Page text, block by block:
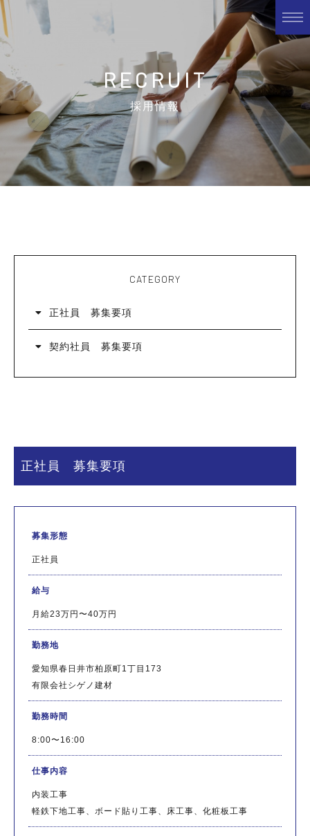
RECRUIT
採用情報
CATEGORY
正社員 募集要項
契約社員 募集要項
正社員 募集要項
募集形態
正社員
給与
月給23万円〜40万円
勤務地
愛知県春日井市柏原町1丁目173
有限会社シゲノ建材
勤務時間
8:00〜16:00
仕事内容
内装工事
軽鉄下地工事、ボード貼り工事、床工事、化粧板工事